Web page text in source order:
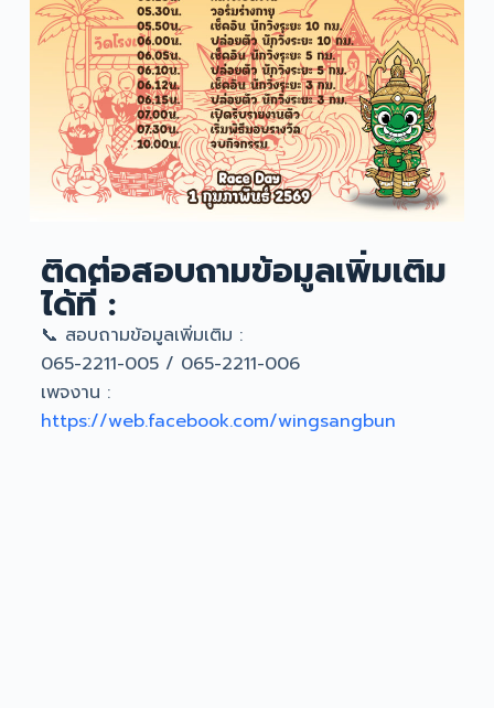
ติดต่อสอบถาม​ข้อมูล​เพิ่มเติม​
ได้ที่​ :
📞 สอบถามข้อมูลเพิ่มเติม :
065-2211-005 / 065-2211-006
เพจงาน :
https://web.facebook.com/wingsangbun